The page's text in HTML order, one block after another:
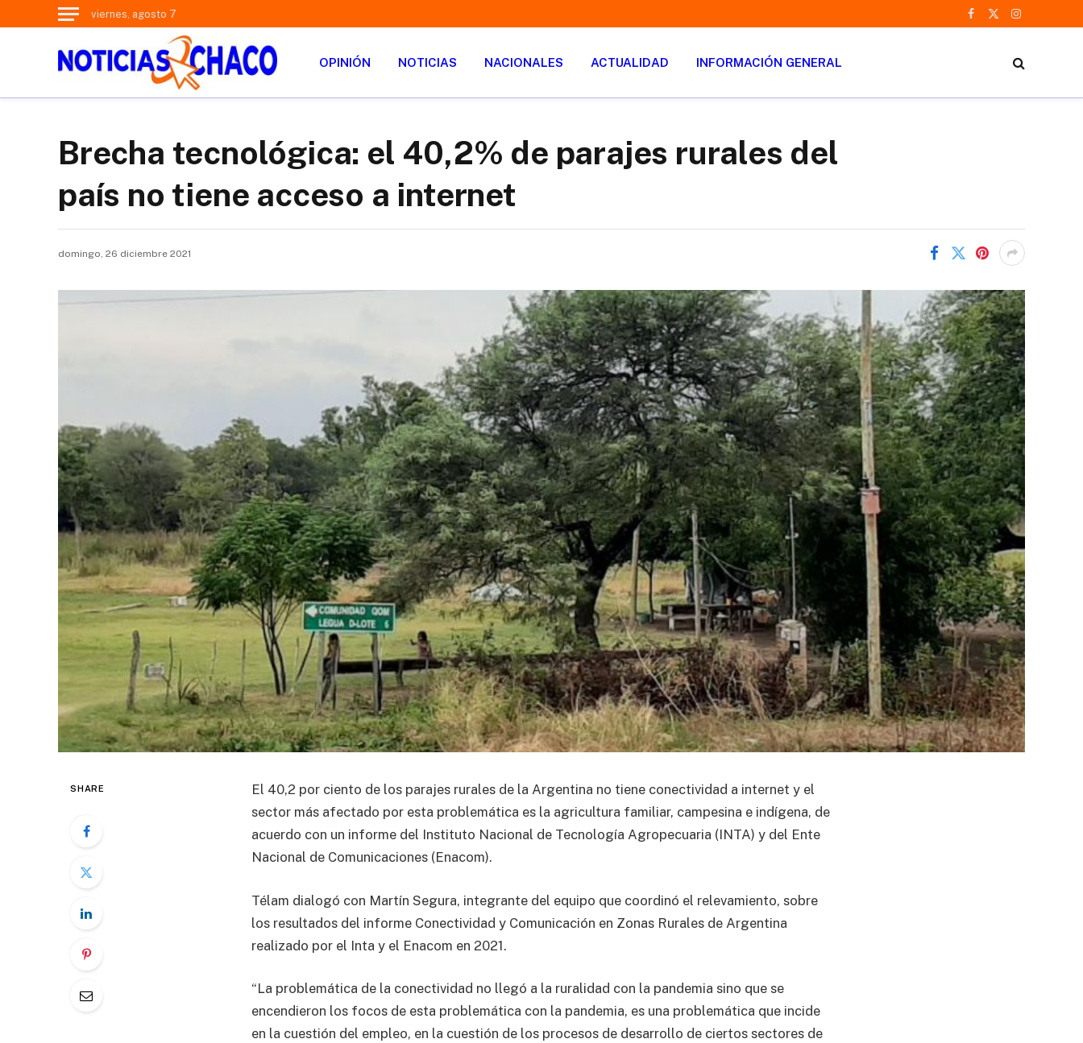
viernes, agosto 7
Facebook
X
Instagram
OPINIÓN NOTICIAS NACIONALES ACTUALIDAD INFORMACIÓN GENERAL
Brecha tecnológica: el 40,2% de parajes rurales del
país no tiene acceso a internet
domingo, 26 diciembre 2021
SHARE
El 40,2 por ciento de los parajes rurales de la Argentina no tiene conectividad a internet y el
sector más afectado por esta problemática es la agricultura familiar, campesina e indígena, de
acuerdo con un informe del Instituto Nacional de Tecnología Agropecuaria (INTA) y del Ente
Nacional de Comunicaciones (Enacom).
Télam dialogó con Martín Segura, integrante del equipo que coordinó el relevamiento, sobre
los resultados del informe Conectividad y Comunicación en Zonas Rurales de Argentina
realizado por el Inta y el Enacom en 2021.
“La problemática de la conectividad no llegó a la ruralidad con la pandemia sino que se
encendieron los focos de esta problemática con la pandemia, es una problemática que incide
en la cuestión del empleo, en la cuestión de los procesos de desarrollo de ciertos sectores de